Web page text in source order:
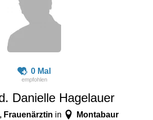
0 Mal
Danielle Hagelauer
Frauenärztin in Montabaur